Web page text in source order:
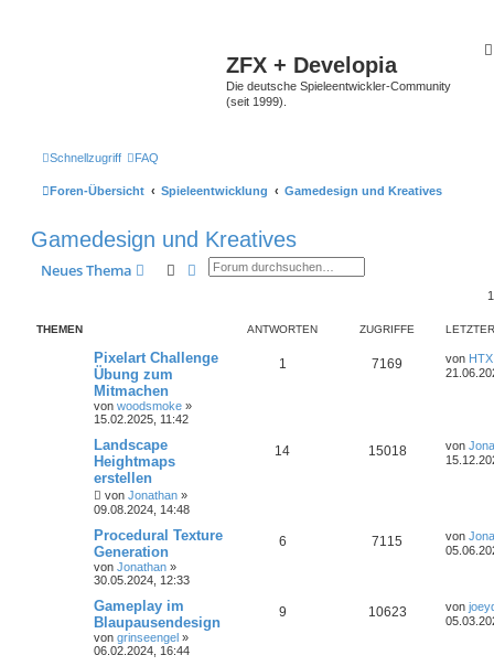
ZFX + Developia
Die deutsche Spieleentwickler-Community
(seit 1999).
Schnellzugriff FAQ
Foren-Übersicht Spieleentwicklung Gamedesign und Kreatives
Gamedesign und Kreatives
Neues Thema SucheErweiterte Suche
THEMEN ANTWORTEN ZUGRIFFE
Pixelart Challenge
Übung zum
Mitmachen
von woodsmoke »
15.02.2025, 11:42
1 7169 von HTX
Landscape
Heightmaps
erstellen
von Jonathan »
09.08.2024, 14:48
14 15018 von
Procedural Texture
Generation
von Jonathan »
30.05.2024, 12:33
6 7115 von
Gameplay im
Blaupausendesign
von grinseengel »
06.02.2024, 16:44
9 10623 von